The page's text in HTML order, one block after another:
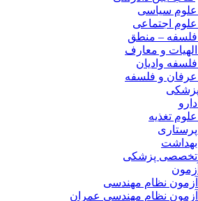
سیاسی
اجتماعی
فلسفه – منطق
و معارف
وادیان
و فلسفه
تغذیه
تخصصی پزشکی
آزمون نظام مهندسی
آزمون نظام مهندسی عمران